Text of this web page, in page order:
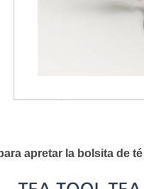
apretar la bolsita de té